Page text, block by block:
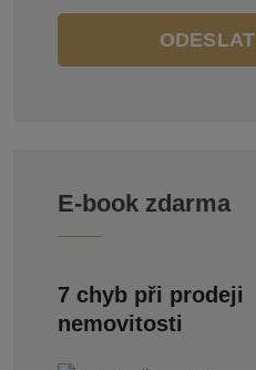
ODESLAT
E-book zdarma
7 chyb při prodeji
nemovitosti